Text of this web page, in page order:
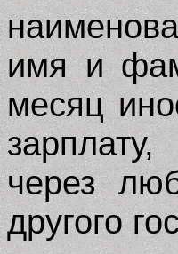
имя и
месяц
через
другого